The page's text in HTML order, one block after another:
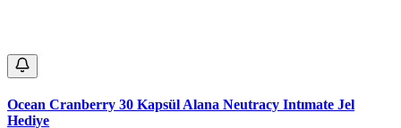
Ocean Cranberry 30 Kapsül Alana Neutracy Intımate Jel
Hediye